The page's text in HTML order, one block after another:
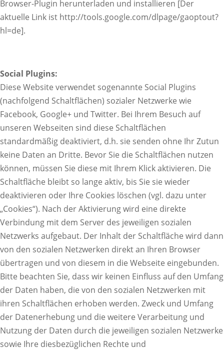
Browser-Plugin herunterladen und installieren [Der
aktuelle Link ist http://tools.google.com/dlpage/gaoptout?
hl=de].
Social Plugins:
Diese Website verwendet sogenannte Social Plugins
(nachfolgend Schaltflächen) sozialer Netzwerke wie
Facebook, Google+ und Twitter. Bei Ihrem Besuch auf
unseren Webseiten sind diese Schaltflächen
standardmäßig deaktiviert, d.h. sie senden ohne Ihr Zutun
keine Daten an Dritte. Bevor Sie die Schaltflächen nutzen
können, müssen Sie diese mit Ihrem Klick aktivieren. Die
Schaltfläche bleibt so lange aktiv, bis Sie sie wieder
deaktivieren oder Ihre Cookies löschen (vgl. dazu unter
„Cookies“). Nach der Aktivierung wird eine direkte
Verbindung mit dem Server des jeweiligen sozialen
Netzwerks aufgebaut. Der Inhalt der Schaltfläche wird dann
von den sozialen Netzwerken direkt an Ihren Browser
übertragen und von diesem in die Webseite eingebunden.
Bitte beachten Sie, dass wir keinen Einfluss auf den Umfang
der Daten haben, die von den sozialen Netzwerken mit
ihren Schaltflächen erhoben werden. Zweck und Umfang
der Datenerhebung und die weitere Verarbeitung und
Nutzung der Daten durch die jeweiligen sozialen Netzwerke
sowie Ihre diesbezüglichen Rechte und